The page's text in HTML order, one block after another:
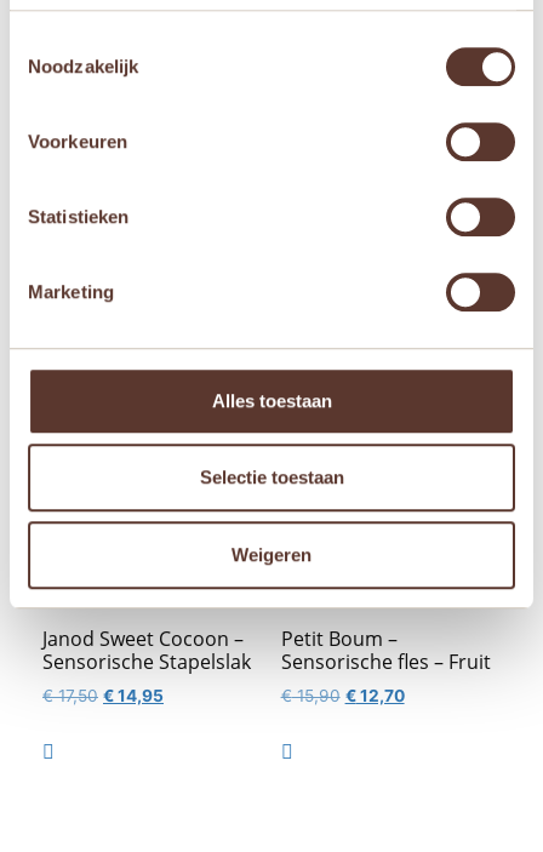
Noodzakelijk
Voorkeuren
Statistieken
Marketing
Alles toestaan
Selectie toestaan
Weigeren
E-mail *
Mijn naam, e-mail en site opslaan in deze
Gerelateerde producten
Aanbieding!
Janod Sweet Cocoon –
Sensorische Stapelslak
€17,50 Oorspronkelijke
€14,95

Petit Boum –
Sensorische fles – Fruit
€15,90 Oorspronkelijke
€12,70Huidige
